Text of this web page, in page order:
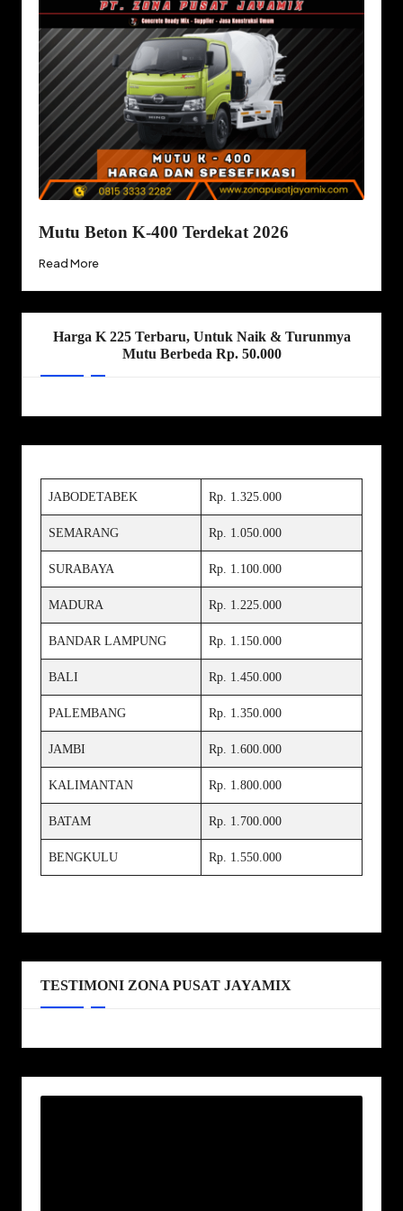
Mutu Beton K-400 Terdekat 2026
Read More
Harga K 225 Terbaru, Untuk Naik & Turunmya
Mutu Berbeda Rp. 50.000
JABODETABEK Rp. 1.325.000
SEMARANG Rp. 1.050.000
SURABAYA Rp. 1.100.000
MADURA Rp. 1.225.000
BANDAR LAMPUNG Rp. 1.150.000
BALI Rp. 1.450.000
PALEMBANG Rp. 1.350.000
JAMBI Rp. 1.600.000
KALIMANTAN Rp. 1.800.000
BATAM Rp. 1.700.000
BENGKULU Rp. 1.550.000
TESTIMONI ZONA PUSAT JAYAMIX